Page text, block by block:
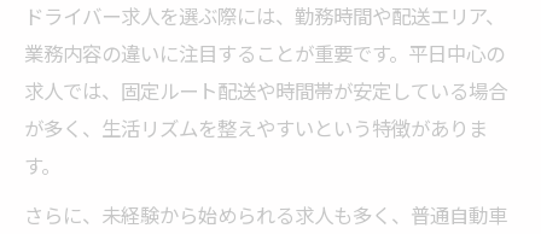
ドライバー求人を選ぶ際には、勤務時間や配送エリア、
業務内容の違いに注目することが重要です。平日中心の
求人では、固定ルート配送や時間帯が安定している場合
が多く、生活リズムを整えやすいという特徴がありま
す。
さらに、未経験から始められる求人も多く、普通自動車